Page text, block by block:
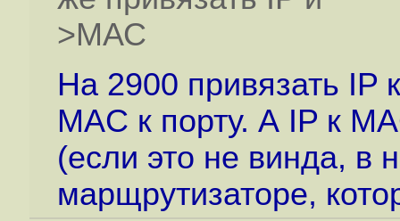
>МАС
На 2900 привязать IP
MAC к порту. А IP к
(если это не винда, в
марщрутизаторе,